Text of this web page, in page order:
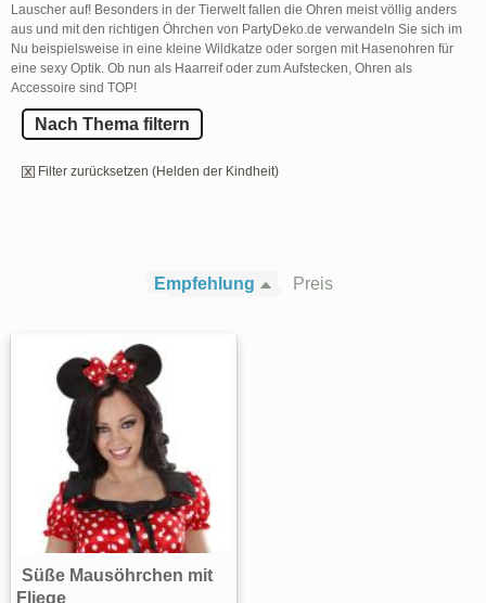
Lauscher auf! Besonders in der Tierwelt fallen die Ohren meist völlig anders
aus und mit den richtigen Öhrchen von PartyDeko.de verwandeln Sie sich im
Nu beispielsweise in eine kleine Wildkatze oder sorgen mit Hasenohren für
eine sexy Optik. Ob nun als Haarreif oder zum Aufstecken, Ohren als
Accessoire sind TOP!
Nach Thema filtern
Filter zurücksetzen (Helden der Kindheit)
Empfehlung Preis
Süße Mausöhrchen mit
Fliege